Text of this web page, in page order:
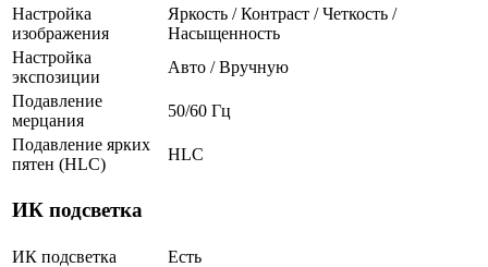
Настройка
изображения
Яркость / Контраст / Четкость /
Насыщенность
Настройка
экспозиции
Авто / Вручную
Подавление
мерцания
50/60 Гц
Подавление ярких
пятен (HLC)
HLC
ИК подсветка
ИК подсветка
Есть